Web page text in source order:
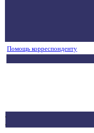
Помощь корреспонденту